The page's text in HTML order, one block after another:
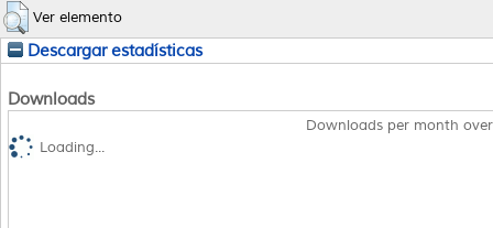
Ver elemento
Descargar estadísticas
Downloads
Downloads per month
Loading...